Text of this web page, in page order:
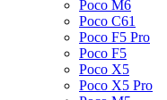
Poco M6
Poco C61
Poco F5 Pro
Poco F5
Poco X5
Poco X5 Pro